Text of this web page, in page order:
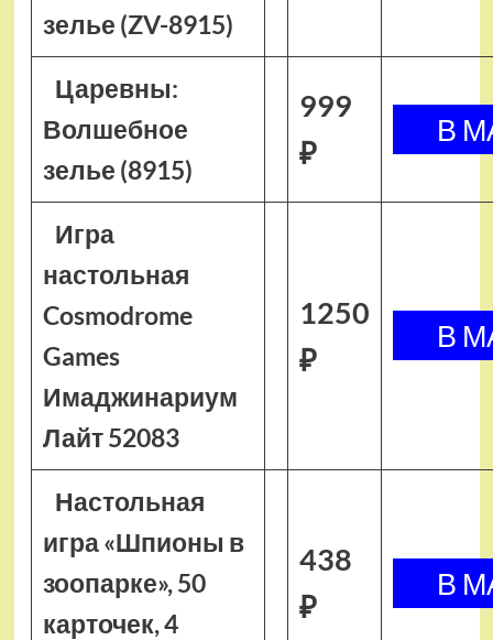
зелье (ZV-8915)
Царевны:
Волшебное
зелье (8915)
999
₽
Игра
настольная
Cosmodrome
Games
Имаджинариум
Лайт 52083
1250
₽
Настольная
игра «Шпионы в
зоопарке», 50
карточек, 4
438
₽